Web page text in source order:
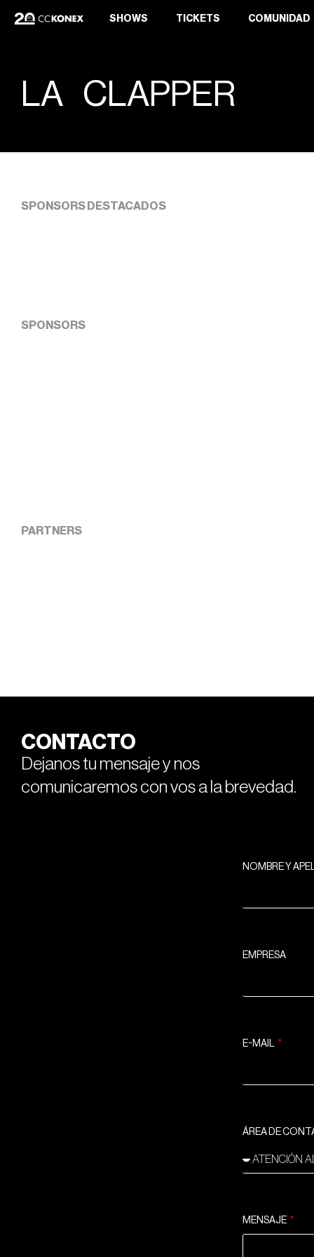
SHOWS TICKETS COMUNIDAD
LA CLAPPER
SPONSORS DESTACADOS
SPONSORS
PARTNERS
CONTACTO
Dejanos tu mensaje y nos
comunicaremos con vos a la brevedad.
NOMBRE Y
EMPRESA
E-MAIL
ÁREA DE
MENSAJE